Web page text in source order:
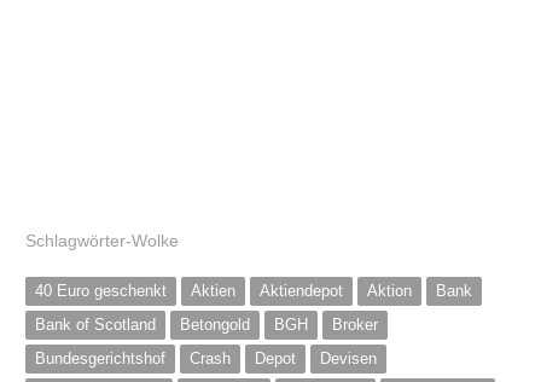
Schlagwörter-Wolke
40 Euro geschenkt Aktien Aktiendepot Aktion
Bank
Bank of Scotland
Betongold BGH
Broker
Bundesgerichtshof
Crash Depot
Devisen